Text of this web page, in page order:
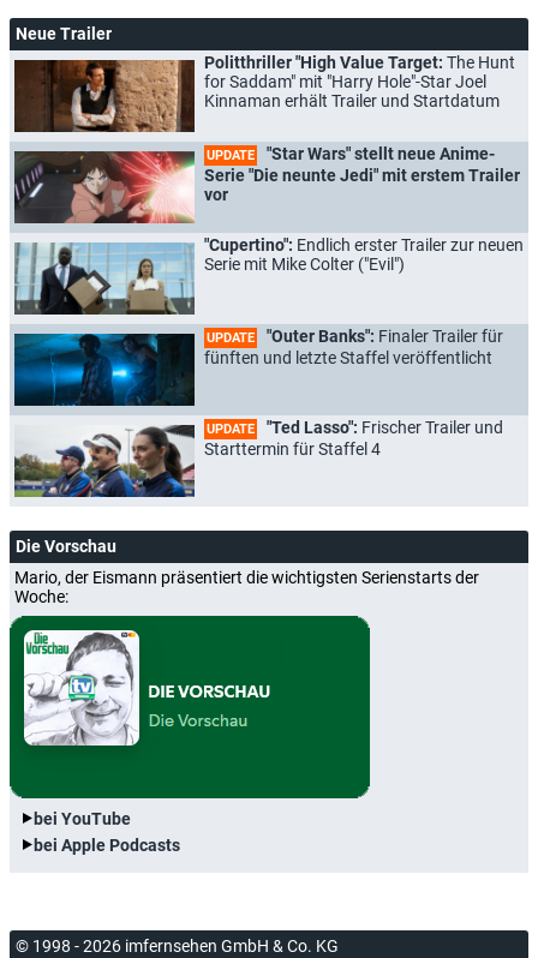
Neue Trailer
Politthriller "High Value Target: The Hunt
for Saddam" mit "Harry Hole"-Star Joel
Kinnaman erhält Trailer und Startdatum
UPDATE
"Star Wars" stellt neue Anime-
Serie "Die neunte Jedi" mit erstem Trailer
vor
"Cupertino": Endlich erster Trailer zur neuen
Serie mit Mike Colter ("Evil")
UPDATE "Outer Banks": Finaler Trailer für
fünften und letzte Staffel veröffentlicht
UPDATE "Ted Lasso": Frischer Trailer und
Starttermin für Staffel 4
Die Vorschau
Mario, der Eismann präsentiert die wichtigsten Serienstarts der
Woche:
bei YouTube
bei Apple Podcasts
© 1998 - 2026 imfernsehen GmbH & Co. KG